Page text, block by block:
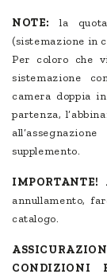
NOTE:
la
(sistemazione in
Per coloro che
sistemazione
camera doppia
partenza,
supplemento.
annullamento,
catalogo.
CONDIZIONI